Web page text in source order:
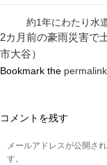
約1年にわたり水
2カ月前の豪雨災害で
市大谷）
Bookmark the permalink
コメントを残す
メールアドレスが公開さ
す。